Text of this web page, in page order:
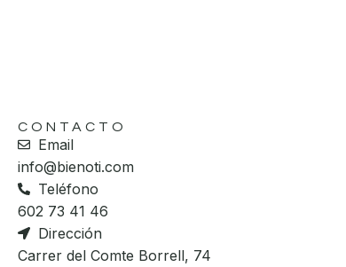
CONTACTO
Email
info@bienoti.com
Teléfono
602 73 41 46
Dirección
Carrer del Comte Borrell, 74